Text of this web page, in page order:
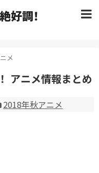
好調！
メ
アニメ情報まとめ
2018年秋アニメ